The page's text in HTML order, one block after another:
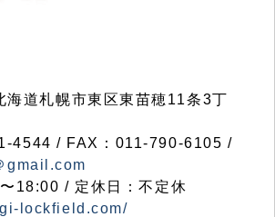
道札幌市東区東苗穂11条3丁
4544 / FAX：011-790-6105 /
gmail.com
18:00 / 定休日：不定休
lockfield.com/